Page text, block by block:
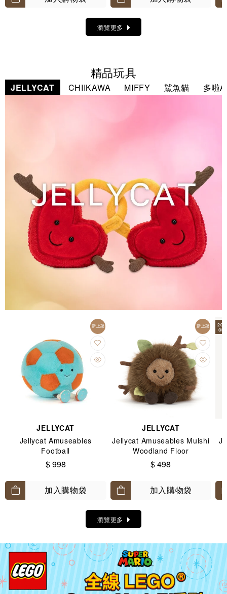
瀏覽更多
精品玩具
JELLYCAT CHIIKAWA MIFFY 鯊魚貓 多啦
新上架
JELLYCAT
Jellycat Amuseables
Football
$ 998
加入購物袋
新上架
JELLYCAT
Jellycat Amuseables Mulshi
Woodland Floor
$ 498
加入購物袋
20
OFF
瀏覽更多